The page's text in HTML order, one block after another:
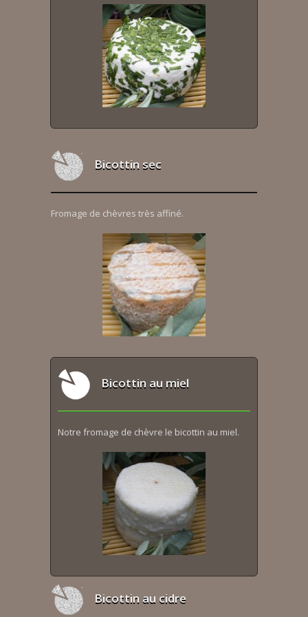
Bicottin sec
Fromage de chèvres très affiné.
Bicottin au miel
Notre fromage de chèvre le bicottin au miel.
Bicottin au cidre